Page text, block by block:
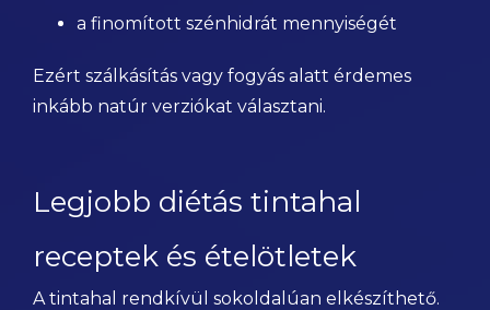
a finomított szénhidrát mennyiségét
Ezért szálkásítás vagy fogyás alatt érdemes
inkább natúr verziókat választani.
Legjobb diétás tintahal
receptek és ételötletek
A tintahal rendkívül sokoldalúan elkészíthető.